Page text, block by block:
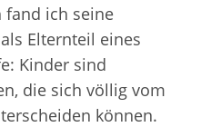
fand ich seine
Elternteil eines
Kinder sind
die sich völlig vom
können.